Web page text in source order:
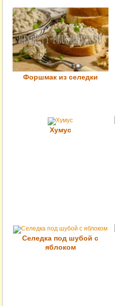
Форшмак из селедки
Хумус
Селедка под шубой с
яблоком